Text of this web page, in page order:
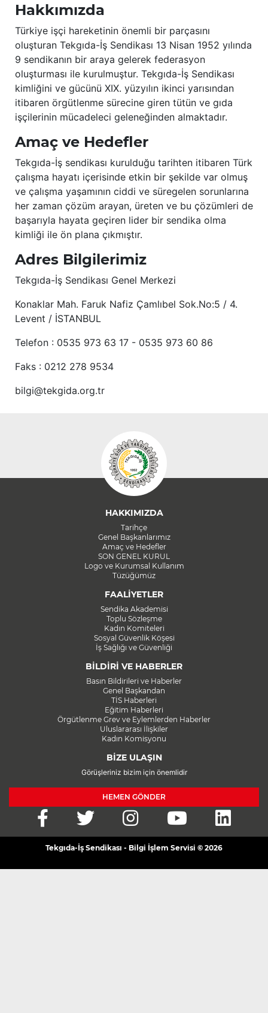
Hakkımızda
Türkiye işçi hareketinin önemli bir parçasını
oluşturan Tekgıda-İş Sendikası 13 Nisan 1952 yılında
9 sendikanın bir araya gelerek federasyon
oluşturması ile kurulmuştur. Tekgıda-İş Sendikası
kimliğini ve gücünü XIX. yüzyılın ikinci yarısından
itibaren örgütlenme sürecine giren tütün ve gıda
işçilerinin mücadeleci geleneğinden almaktadır.
Amaç ve Hedefler
Tekgıda-İş sendikası kurulduğu tarihten itibaren Türk
çalışma hayatı içerisinde etkin bir şekilde var olmuş
ve çalışma yaşamının ciddi ve süregelen sorunlarına
her zaman çözüm arayan, üreten ve bu çözümleri de
başarıyla hayata geçiren lider bir sendika olma
kimliği ile ön plana çıkmıştır.
Adres Bilgilerimiz
Tekgıda-İş Sendikası Genel Merkezi
Konaklar Mah. Faruk Nafiz Çamlıbel Sok.No:5 / 4.
Levent / İSTANBUL
Telefon : 0535 973 63 17 - 0535 973 60 86
Faks : 0212 278 9534
bilgi@tekgida.org.tr
HAKKIMIZDA
Tarihçe
Genel Başkanlarımız
Amaç ve Hedefler
SON GENEL KURUL
Logo ve Kurumsal Kullanım
Tüzüğümüz
FAALİYETLER
Sendika Akademisi
Toplu Sözleşme
Kadın Komiteleri
Sosyal Güvenlik Köşesi
İş Sağlığı ve Güvenliği
BİLDİRİ VE HABERLER
Basın Bildirileri ve Haberler
Genel Başkandan
TİS Haberleri
Eğitim Haberleri
Örgütlenme Grev ve Eylemlerden Haberler
Uluslararası İlişkiler
Kadın Komisyonu
BİZE ULAŞIN
Görüşleriniz bizim için önemlidir
HEMEN GÖNDER
Tekgıda-İş Sendikası - Bilgi İşlem Servisi © 2026